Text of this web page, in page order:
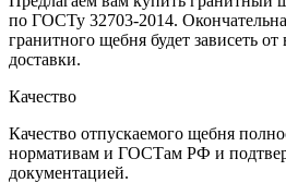
по ГОСТу 32703-2014.
гранитного щебня будет зависеть
доставки.
Качество
Качество отпускаемого щебня
нормативам и ГОСТам РФ и
документацией.